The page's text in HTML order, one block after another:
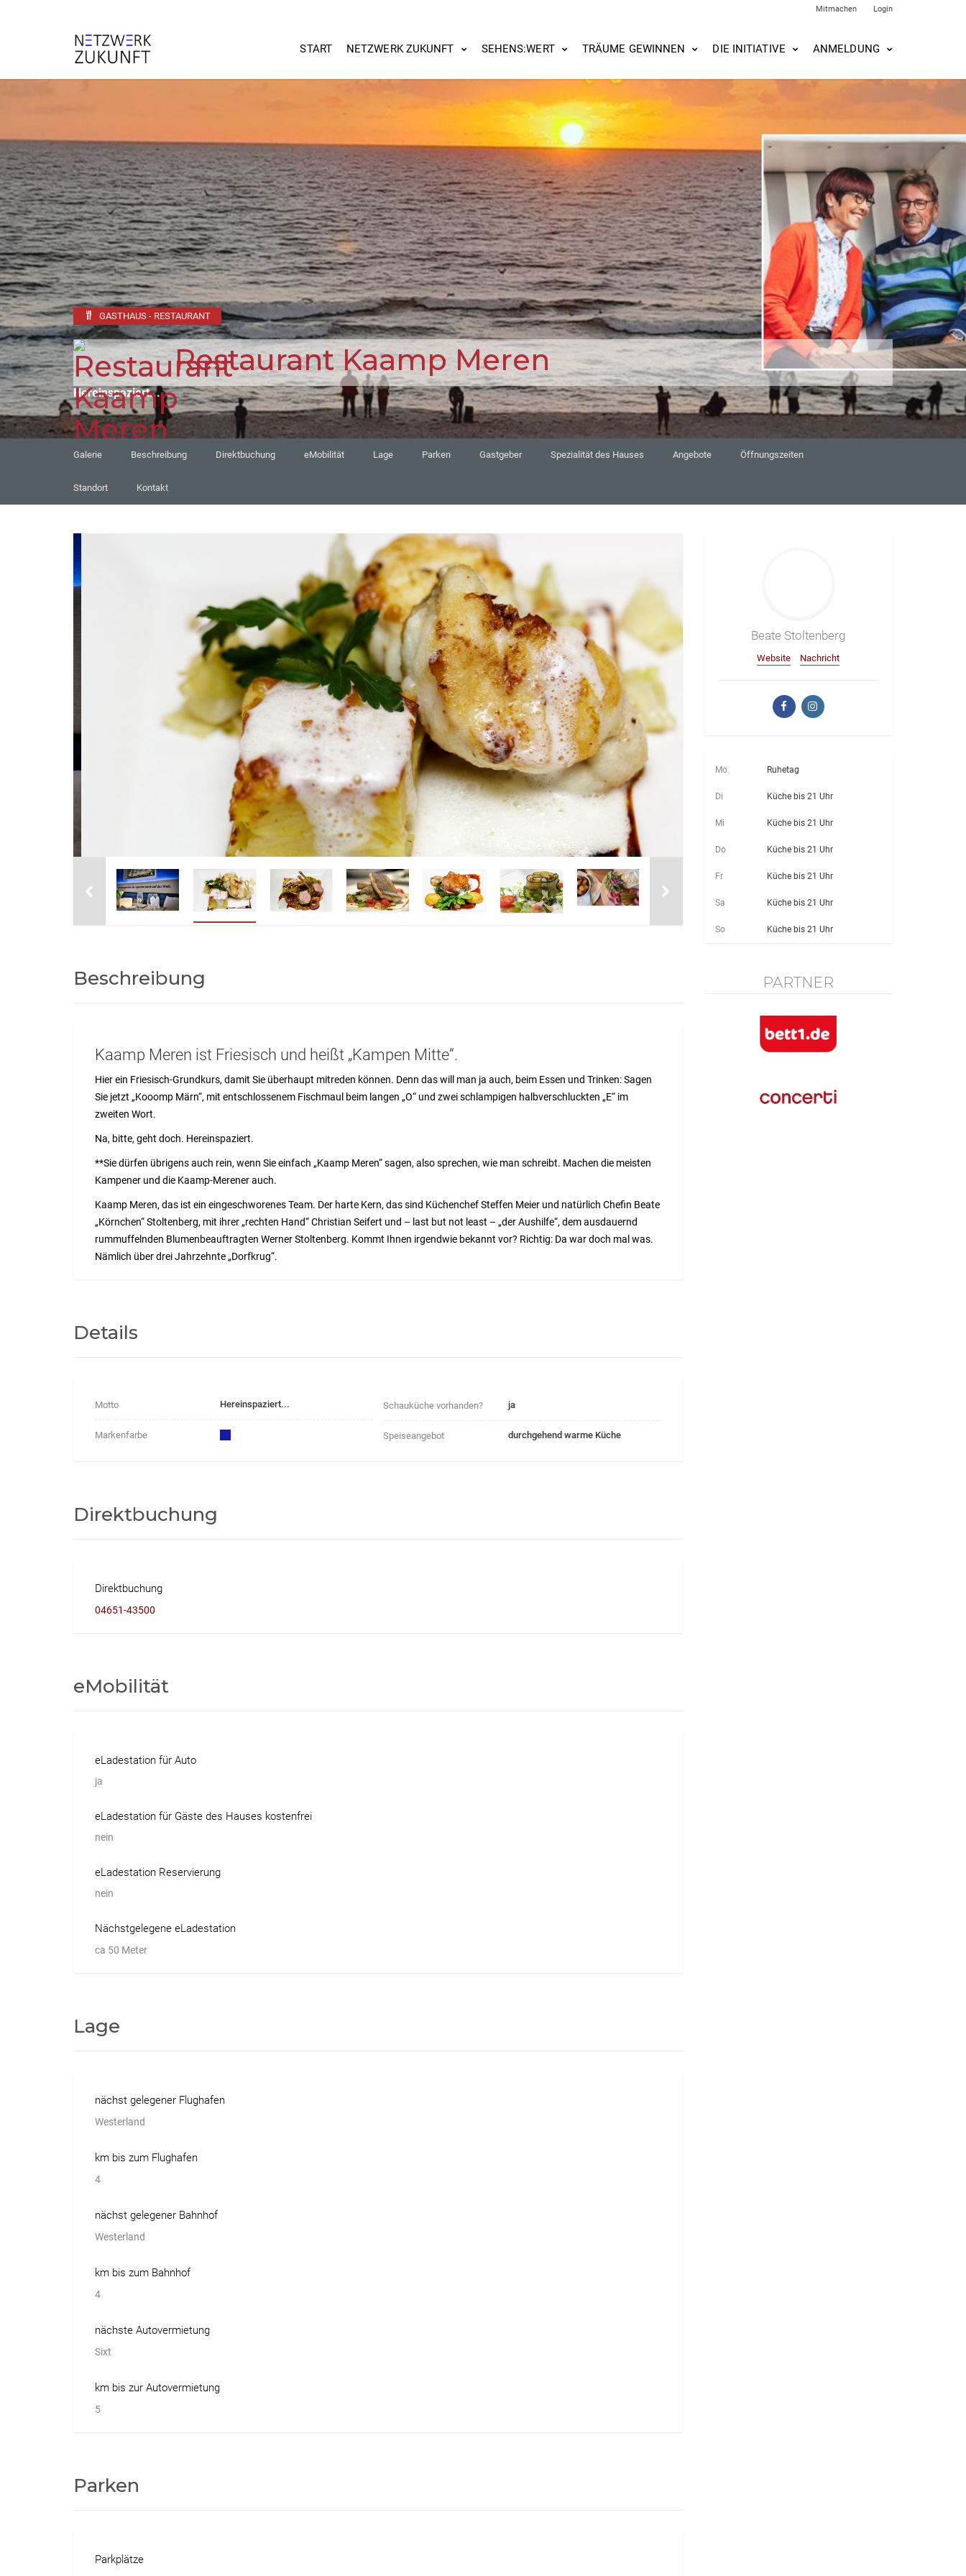
Mitmachen Login
START NETZWERK ZUKUNFT SEHENS:WERT TRÄUME GEWINNEN DIE INITIATIVE ANMELDUNG
GASTHAUS - RESTAURANT
Restaurant Kaamp Meren
Hereinspaziert...
Galerie Beschreibung Direktbuchung eMobilität Lage Parken Gastgeber Spezialität des Hauses Angebote Öffnungszeiten
Standort Kontakt
Beschreibung
Kaamp Meren ist Friesisch und heißt „Kampen Mitte“.
Hier ein Friesisch-Grundkurs, damit Sie überhaupt mitreden können. Denn das will man ja auch, beim Essen und Trinken: Sagen
Sie jetzt „Kooomp Märn“, mit entschlossenem Fischmaul beim langen „O“ und zwei schlampigen halbverschluckten „E“ im
zweiten Wort.
Na, bitte, geht doch. Hereinspaziert.
**Sie dürfen übrigens auch rein, wenn Sie einfach „Kaamp Meren“ sagen, also sprechen, wie man schreibt. Machen die meisten
Kampener und die Kaamp-Merener auch.
Kaamp Meren, das ist ein eingeschworenes Team. Der harte Kern, das sind Küchenchef Steffen Meier und natürlich Chefin Beate
„Körnchen“ Stoltenberg, mit ihrer „rechten Hand“ Christian Seifert und – last but not least – „der Aushilfe“, dem ausdauernd
rummuffelnden Blumenbeauftragten Werner Stoltenberg. Kommt Ihnen irgendwie bekannt vor? Richtig: Da war doch mal was.
Nämlich über drei Jahrzehnte „Dorfkrug“.
Details
Motto Hereinspaziert...
Markenfarbe
Schauküche vorhanden? ja
Speiseangebot durchgehend warme Küche
Direktbuchung
Direktbuchung
04651-43500
eMobilität
eLadestation für Auto
ja
eLadestation für Gäste des Hauses kostenfrei
nein
eLadestation Reservierung
nein
Nächstgelegene eLadestation
ca 50 Meter
Lage
nächst gelegener Flughafen
Westerland
km bis zum Flughafen
4
nächst gelegener Bahnhof
Westerland
km bis zum Bahnhof
4
nächste Autovermietung
Sixt
km bis zur Autovermietung
5
Parken
Parkplätze
Beate Stoltenberg
Website Nachricht
Mo Ruhetag
Di Küche bis 21 Uhr
Mi Küche bis 21 Uhr
Do Küche bis 21 Uhr
Fr Küche bis 21 Uhr
Sa Küche bis 21 Uhr
So Küche bis 21 Uhr
PARTNER